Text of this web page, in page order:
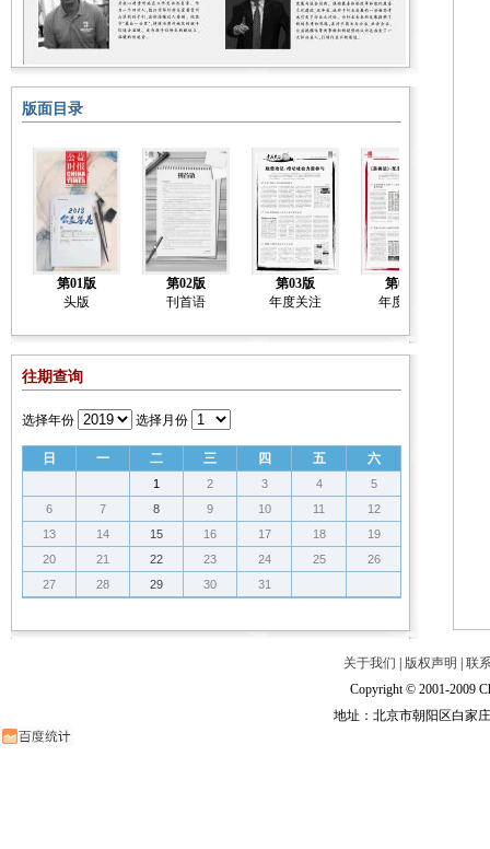
版面目录
第01版
头版
第02版
刊首语
第03版
年度关注
第04版
年度关注
往期查询
选择年份 选择月份
日 一 二 三 四 五 六
1 2 3 4
5
6
7 8 9 10 11
12
13
14 15 16 17 18
19
20
21 22 23 24 25
26
27
28 29 30 31
关于我们 版权声明
联
Copyright © 2001-2009
地址：北京市朝阳区白家